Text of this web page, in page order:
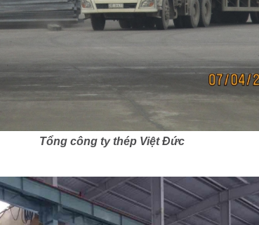
Tổng công ty thép Việt Đức